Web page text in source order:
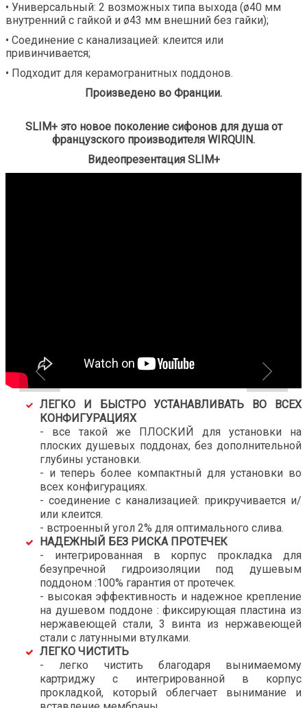
• Универсальный: 2 возможных типа выхода (ø40 мм
внутренний с гайкой и ø43 мм внешний без гайки);
• Соединение с канализацией: клеится или
привинчивается;
• Подходит для керамогранитных поддонов.
Произведено во Франции.
SLIM+ это новое поколение сифонов для душа от
французского производителя WIRQUIN.
Видеопрезентация SLIM+
ЛЕГКО И БЫСТРО УСТАНАВЛИВАТЬ ВО ВСЕХ
КОНФИГУРАЦИЯХ
- все такой же ПЛОСКИЙ для установки на
плоских душевых поддонах, без дополнительной
глубины установки.
- и теперь более компактный для установки во
всех конфигурациях.
- соединение с канализацией: прикручивается и/
или клеится.
- встроенный угол 2% для оптимального слива.
НАДЕЖНЫЙ БЕЗ РИСКА ПРОТЕЧЕК
- интегрированная в корпус прокладка для
безупречной гидроизоляции под душевым
поддоном :100% гарантия от протечек.
- высокая эффективность и надежное крепление
на душевом поддоне : фиксирующая пластина из
нержавеющей стали, 3 винта из нержавеющей
стали с латунными втулками.
ЛЕГКО ЧИСТИТЬ
- легко чистить благодаря вынимаемому
картриджу с интегрированной в корпус
прокладкой, который облегчает вынимание и